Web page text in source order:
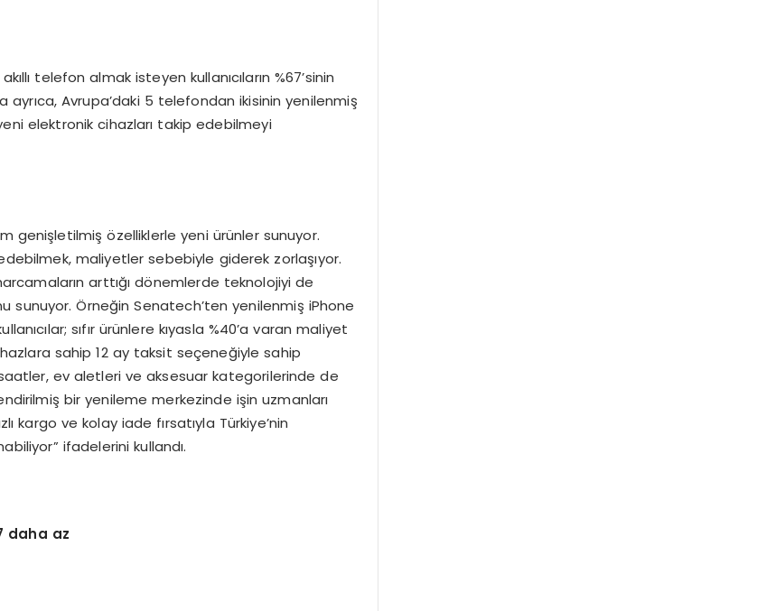
telefon almak isteyen kullanıcıların %67’sinin
Avrupa’daki 5 telefondan ikisinin yenilenmiş
elektronik cihazları takip edebilmeyi
genişletilmiş özelliklerle yeni ürünler sunuyor.
maliyetler sebebiyle giderek zorlaşıyor.
arttığı dönemlerde teknolojiyi de
sunuyor. Örneğin Senatech’ten yenilenmiş iPhone
sıfır ürünlere kıyasla %40’a varan maliyet
sahip 12 ay taksit seçeneğiyle sahip
saatler, ev aletleri ve aksesuar kategorilerinde de
bir yenileme merkezinde işin uzmanları
kargo ve kolay iade fırsatıyla Türkiye’nin
ifadelerini kullandı.
daha az